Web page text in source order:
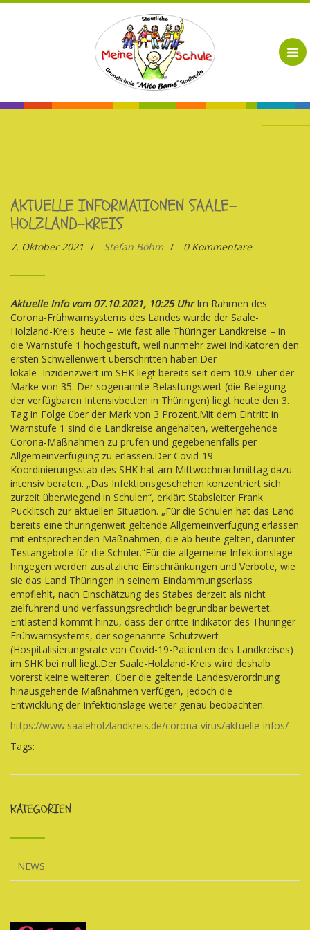
AKTUELLE INFORMATIONEN SAALE-
HOLZLAND-KREIS
7. Oktober 2021 / Stefan Böhm / 0 Kommentare
Aktuelle Info vom 07.10.2021, 10:25 UhrIm Rahmen des
Corona-Frühwarnsystems des Landes wurde der Saale-
Holzland-Kreis heute – wie fast alle Thüringer Landkreise – in
die Warnstufe 1 hochgestuft, weil nunmehr zwei Indikatoren den
ersten Schwellenwert überschritten haben.Der
lokale Inzidenzwert im SHK liegt bereits seit dem 10.9. über der
Marke von 35. Der sogenannte Belastungswert (die Belegung
der verfügbaren Intensivbetten in Thüringen) liegt heute den 3.
Tag in Folge über der Mark von 3 Prozent.Mit dem Eintritt in
Warnstufe 1 sind die Landkreise angehalten, weitergehende
Corona-Maßnahmen zu prüfen und gegebenenfalls per
Allgemeinverfügung zu erlassen.Der Covid-19-
Koordinierungsstab des SHK hat am Mittwochnachmittag dazu
intensiv beraten. „Das Infektionsgeschehen konzentriert sich
zurzeit überwiegend in Schulen“, erklärt Stabsleiter Frank
Pucklitsch zur aktuellen Situation. „Für die Schulen hat das Land
bereits eine thüringenweit geltende Allgemeinverfügung erlassen
mit entsprechenden Maßnahmen, die ab heute gelten, darunter
Testangebote für die Schüler.“Für die allgemeine Infektionslage
hingegen werden zusätzliche Einschränkungen und Verbote, wie
sie das Land Thüringen in seinem Eindämmungserlass
empfiehlt, nach Einschätzung des Stabes derzeit als nicht
zielführend und verfassungsrechtlich begründbar bewertet.
Entlastend kommt hinzu, dass der dritte Indikator des Thüringer
Frühwarnsystems, der sogenannte Schutzwert
(Hospitalisierungsrate von Covid-19-Patienten des Landkreises)
im SHK bei null liegt.Der Saale-Holzland-Kreis wird deshalb
vorerst keine weiteren, über die geltende Landesverordnung
hinausgehende Maßnahmen verfügen, jedoch die
Entwicklung der Infektionslage weiter genau beobachten.
https://www.saaleholzlandkreis.de/corona-virus/aktuelle-infos/
Tags:
KATEGORIEN
NEWS